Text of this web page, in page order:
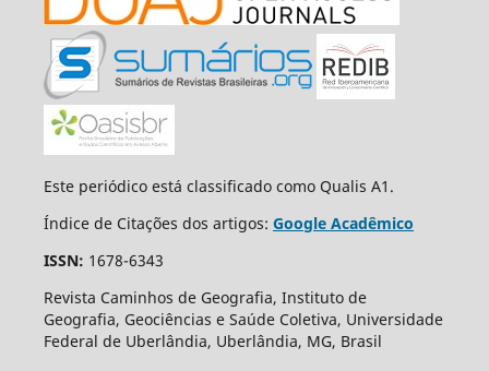
Este periódico está classificado como Qualis A1.
Índice de Citações dos artigos: Google Acadêmico
ISSN: 1678-6343
Revista Caminhos de Geografia, Instituto de
Geografia, Geociências e Saúde Coletiva, Universidade
Federal de Uberlândia, Uberlândia, MG, Brasil